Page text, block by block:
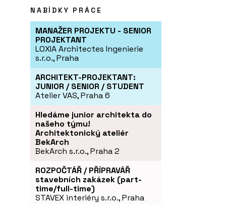
NABÍDKY PRÁCE
MANAŽER PROJEKTU - SENIOR
PROJEKTANT
LOXIA Architectes Ingenierie
s.r.o., Praha
ARCHITEKT-PROJEKTANT:
JUNIOR / SENIOR / STUDENT
Atelier VAS, Praha 6
Hledáme junior architekta do
našeho týmu!
Architektonický ateliér
BekArch
BekArch s.r.o., Praha 2
ROZPOČTÁŘ / PŘÍPRAVÁŘ
stavebních zakázek (part-
time/full-time)
STAVEX interiéry s.r.o., Praha